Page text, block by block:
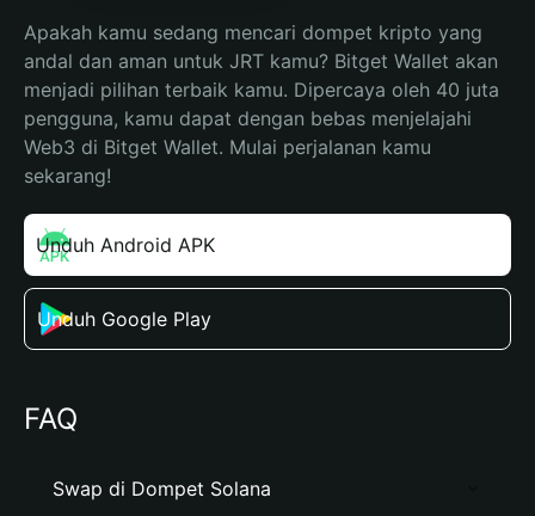
Apakah kamu sedang mencari dompet kripto yang
andal dan aman untuk JRT kamu? Bitget Wallet akan
menjadi pilihan terbaik kamu. Dipercaya oleh 40 juta
pengguna, kamu dapat dengan bebas menjelajahi
Web3 di Bitget Wallet. Mulai perjalanan kamu
sekarang!
Unduh Android APK
Unduh Google Play
FAQ
Swap di Dompet Solana